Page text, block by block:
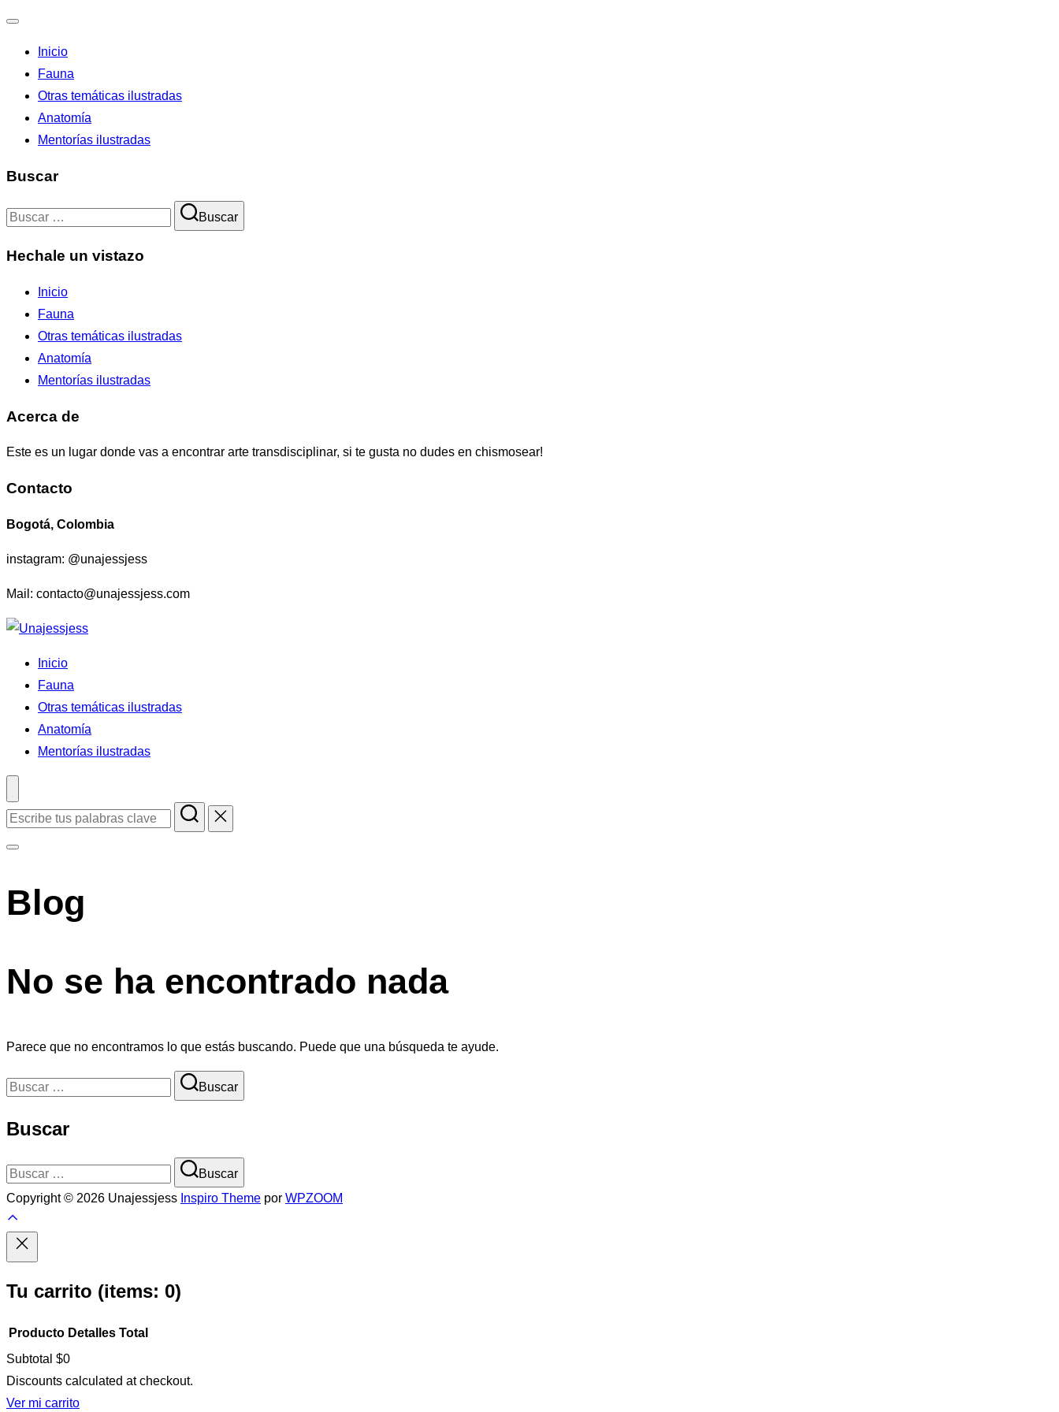
navegación
Inicio
Fauna
Otras temáticas ilustradas
Anatomía
Mentorías ilustradas
Buscar
Buscar: Buscar
Hechale un vistazo
Inicio
Fauna
Otras temáticas ilustradas
Anatomía
Mentorías ilustradas
Acerca de
Este es un lugar donde vas a encontrar arte transdisciplinar, si te gusta no dudes en chismosear!
Contacto
Bogotá, Colombia
instagram: @unajessjess
Mail: contacto@unajessjess.com
Saltar
contenido
Inicio
Fauna
Otras temáticas ilustradas
Anatomía
Mentorías ilustradas
Buscar:
barra
la
navegación
Blog
No se ha encontrado nada
Parece que no encontramos lo que estás buscando. Puede que una búsqueda te ayude.
Buscar: Buscar
Buscar
Buscar:
Buscar
Copyright © 2026 Unajessjess Inspiro Theme por WPZOOM
to
top
Tu carrito (items: 0)
Productos
en
Producto Detalles Total
Subtotal $0
Discounts calculated at checkout.
Ver mi carrito